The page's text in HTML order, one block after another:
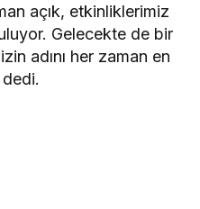
açık, etkinliklerimiz
Gelecekte de bir
adını her zaman en